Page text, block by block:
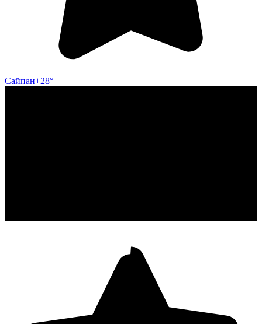
Сайпан+28°